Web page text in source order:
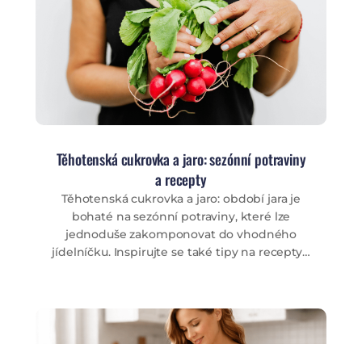
Těhotenská cukrovka a jaro: sezónní potraviny
a recepty
Těhotenská cukrovka a jaro: období jara je
bohaté na sezónní potraviny, které lze
jednoduše zakomponovat do vhodného
jídelníčku. Inspirujte se také tipy na recepty…